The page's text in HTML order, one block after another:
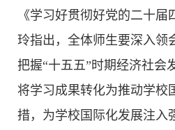
《学习好贯彻好党的二十
玲指出，全体师生要深入领
把握“十五五”时期经济社会
将学习成果转化为推动学校
措，为学校国际化发展注入